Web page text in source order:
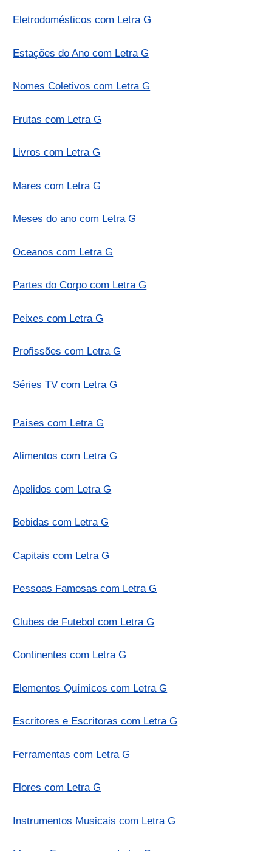
Eletrodomésticos com Letra G
Estações do Ano com Letra G
Nomes Coletivos com Letra G
Frutas com Letra G
Livros com Letra G
Mares com Letra G
Meses do ano com Letra G
Oceanos com Letra G
Partes do Corpo com Letra G
Peixes com Letra G
Profissões com Letra G
Séries TV com Letra G
Países com Letra G
Alimentos com Letra G
Apelidos com Letra G
Bebidas com Letra G
Capitais com Letra G
Pessoas Famosas com Letra G
Clubes de Futebol com Letra G
Continentes com Letra G
Elementos Químicos com Letra G
Escritores e Escritoras com Letra G
Ferramentas com Letra G
Flores com Letra G
Instrumentos Musicais com Letra G